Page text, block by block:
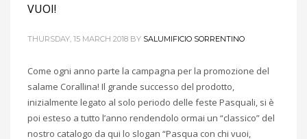
VUOI!
THURSDAY, 15 MARCH 2018 BY SALUMIFICIO SORRENTINO
Come ogni anno parte la campagna per la promozione del
salame Corallina! Il grande successo del prodotto,
inizialmente legato al solo periodo delle feste Pasquali, si è
poi esteso a tutto l’anno rendendolo ormai un “classico” del
nostro catalogo da qui lo slogan “Pasqua con chi vuoi,